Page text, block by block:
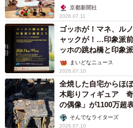
京都新聞社
2026.07.11
ゴッホが！マネ、ル
ャックが！…印象派
ッホの跳ね橋と印象
は
まいどなニュース
2026.07.10
全焼した自宅からほ
木彫りフィギュア
の偶像」が1100万超
ね」そんでなライターズ
2026.07.10